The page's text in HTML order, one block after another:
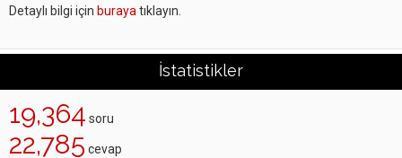
Detaylı bilgi için buraya tıklayın.
İstatistikler
19,364 soru
22,785 cevap